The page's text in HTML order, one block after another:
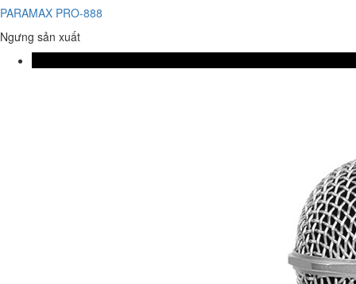
PARAMAX PRO-888
Ngưng sản xuất